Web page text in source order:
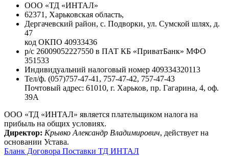
ООО «ТД «ИНТАЛ»
62371, Харьковская область,
Дергачевский район, с. Подворки, ул. Сумской шлях, д.
47
код ОКПО 40933436
р/с 26009052227550 в ПАТ КБ «ПриватБанк» МФО
351533
Индивидуальний налоговый номер 409334320113
Тел/ф. (057)757-47-41, 757-47-42, 757-47-43
Почтовый адрес: 61010, г. Харьков, пр. Гагарина, 4, оф.
39А
ООО «ТД «ИНТАЛ» является плательщиком налога на
прибыль на общих условиях.
Директор: Крывко Александр Владимирович, действует на
основании Устава.
Бланк Договора Поставки ТД ИНТАЛ